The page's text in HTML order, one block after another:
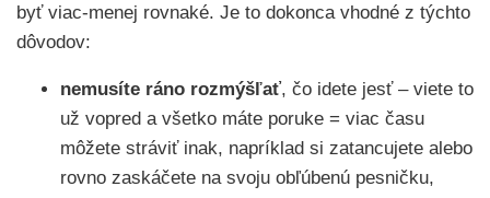
byť viac-menej rovnaké. Je to dokonca vhodné z týchto
dôvodov:
nemusíte ráno rozmýšľať, čo idete jesť – viete to
už vopred a všetko máte poruke = viac času
môžete stráviť inak, napríklad si zatancujete alebo
rovno zaskáčete na svoju obľúbenú pesničku,